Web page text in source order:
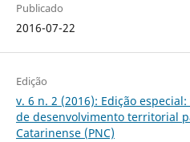
Publicado
2016-07-22
Edição
v. 6 n. 2 (2016): Edição
de desenvolvimento territorial
Catarinense (PNC)